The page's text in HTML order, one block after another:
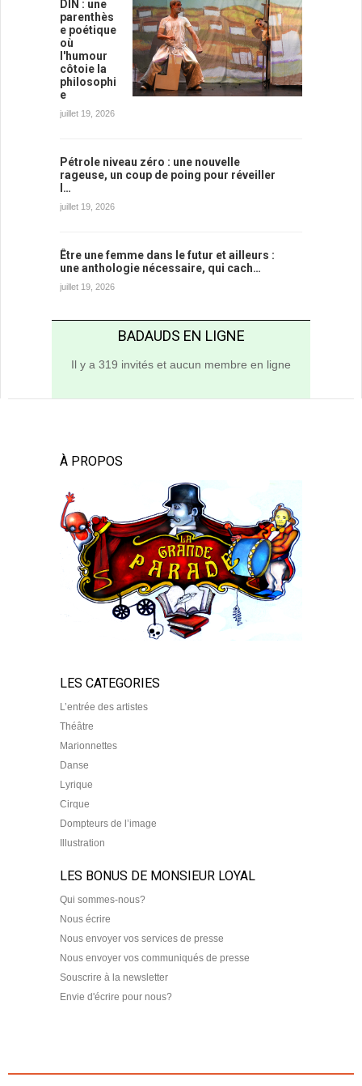
DIN : une
parenthès
e poétique
où
l'humour
côtoie la
philosophi
e
juillet 19, 2026
Pétrole niveau zéro : une nouvelle
rageuse, un coup de poing pour réveiller
l…
juillet 19, 2026
Être une femme dans le futur et ailleurs :
une anthologie nécessaire, qui cach…
juillet 19, 2026
BADAUDS EN LIGNE
Il y a 319 invités et aucun membre en ligne
À PROPOS
LES CATEGORIES
L’entrée des artistes
Théâtre
Marionnettes
Danse
Lyrique
Cirque
Dompteurs de l’image
Illustration
LES BONUS DE MONSIEUR LOYAL
Qui sommes-nous?
Nous écrire
Nous envoyer vos services de presse
Nous envoyer vos communiqués de presse
Souscrire à la newsletter
Envie d'écrire pour nous?